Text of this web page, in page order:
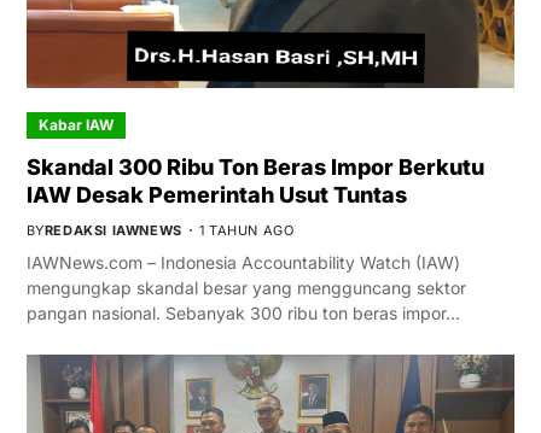
Kabar IAW
Skandal 300 Ribu Ton Beras Impor Berkutu
IAW Desak Pemerintah Usut Tuntas
BYREDAKSI IAWNEWS 1 TAHUN AGO
IAWNews.com – Indonesia Accountability Watch (IAW)
mengungkap skandal besar yang mengguncang sektor
pangan nasional. Sebanyak 300 ribu ton beras impor…